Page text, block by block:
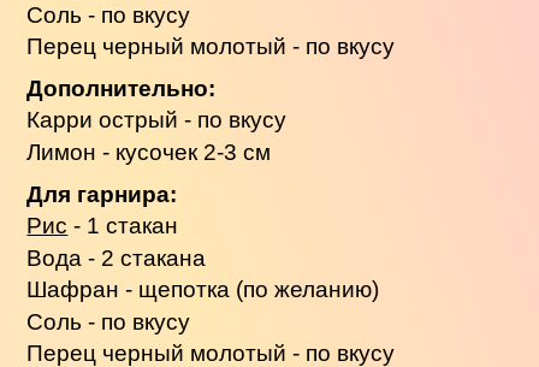
Соль - по вкусу
Перец черный молотый - по вкусу
Дополнительно:
Карри острый - по вкусу
Лимон - кусочек 2-3 см
Для гарнира:
Рис - 1 стакан
Вода - 2 стакана
Шафран - щепотка (по желанию)
Соль - по вкусу
Перец черный молотый - по вкусу